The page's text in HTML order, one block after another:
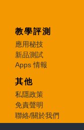
教學評測
應用秘技
新品測試
Apps 情報
其他
私隱政策
免責聲明
聯絡/關於我們